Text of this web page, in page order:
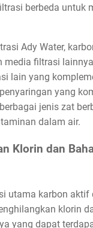
berbeda untuk
Ady Water,
media filtrasi
lain yang
yang
jenis zat
dalam air.
Klorin dan
utama karbon aktif
klorin
yang dapat